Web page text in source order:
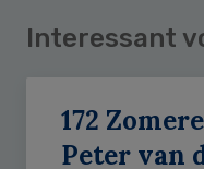
Interessant
172
Peter van